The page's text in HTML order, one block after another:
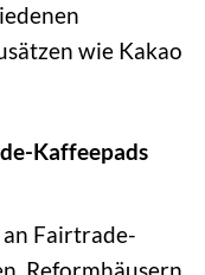
wie Kakao
Kaffeepads
Fairtrade-